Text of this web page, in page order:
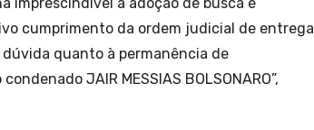
cumprimento da ordem judicial de entrega
quanto à permanência de
JAIR MESSIAS BOLSONARO”,